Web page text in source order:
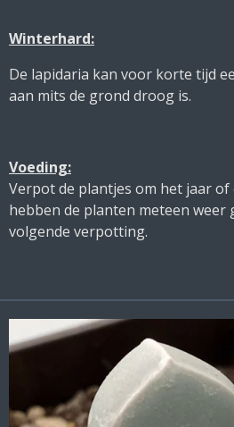
Winterhard:
De lapidaria kan voor korte tijd
aan mits de grond droog is.
Voeding:
Verpot de plantjes om het jaar of
hebben de planten meteen weer
volgende verpotting.